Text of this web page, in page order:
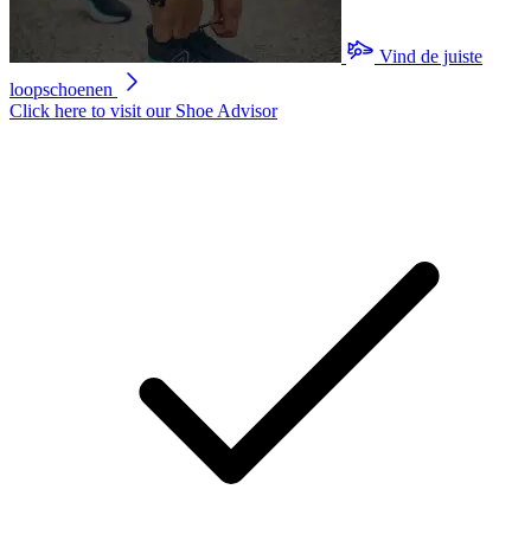
Vind de juiste
loopschoenen
Click here to visit our Shoe Advisor